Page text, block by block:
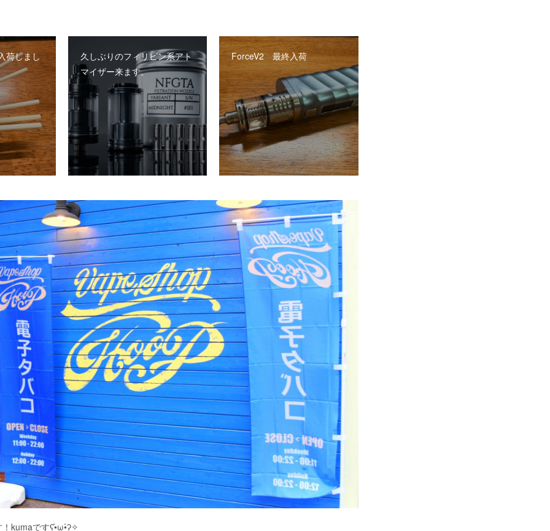
荷しまし
久しぶりのフィリピン系アト
マイザー来ます。
ForceV2 最終入荷
kumaですʕ•̀ω•́ʔ✧